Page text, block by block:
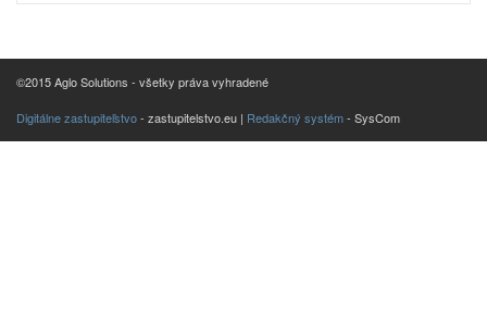
©2015 Aglo Solutions - všetky práva vyhradené
Digitálne zastupiteľstvo- zastupitelstvo.eu | Redakčný systém- SysCom